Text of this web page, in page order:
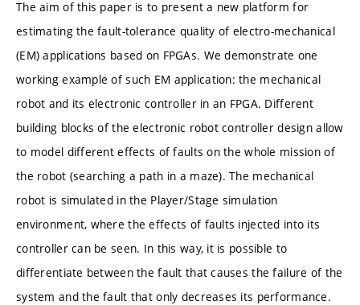
The aim of this paper is to present a new platform for
estimating the fault-tolerance quality of electro-mechanical
(EM) applications based on FPGAs. We demonstrate one
working example of such EM application: the mechanical
robot and its electronic controller in an FPGA. Different
building blocks of the electronic robot controller design allow
to model different effects of faults on the whole mission of
the robot (searching a path in a maze). The mechanical
robot is simulated in the Player/Stage simulation
environment, where the effects of faults injected into its
controller can be seen. In this way, it is possible to
differentiate between the fault that causes the failure of the
system and the fault that only decreases its performance.